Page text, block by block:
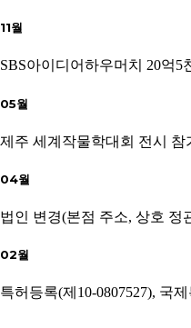
11월
SBS아이디어하우머치 20억
05월
제주 세계작물학대회 전시 참
04월
법인 변경(본점 주소, 상호 정
02월
특허등록(제10-0807527), 국